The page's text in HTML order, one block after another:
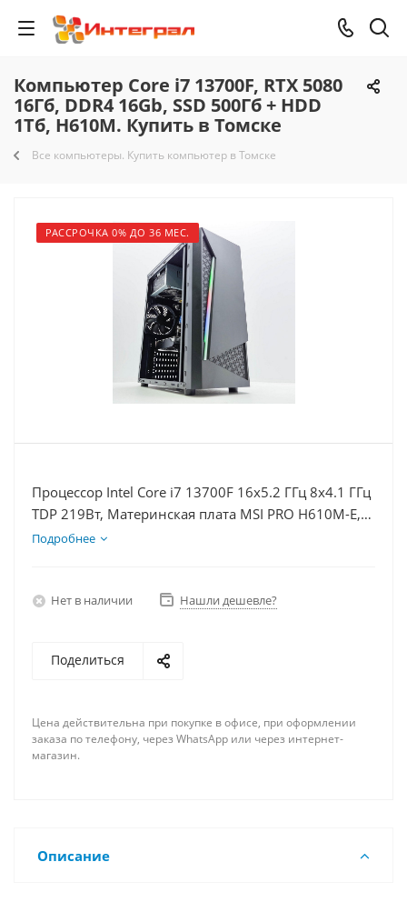
Компьютер Core i7 13700F, RTX 5080
16Гб, DDR4 16Gb, SSD 500Гб + HDD
1Тб, H610M. Купить в Томске
Все компьютеры. Купить компьютер в Томске
РАССРОЧКА 0% ДО 36 МЕС.
Процессор Intel Core i7 13700F 16x5.2 ГГц 8x4.1 ГГц
TDP 219Вт, Материнская плата MSI PRO H610M-E,
Видеокарта RTX 5080 16Гб, Память DDR4 16Gb,
Подробнее
Нет в наличии Нашли дешевле?
Поделиться
Цена действительна при покупке в офисе, при оформлении
заказа по телефону, через WhatsApp или через интернет-
магазин.
Описание